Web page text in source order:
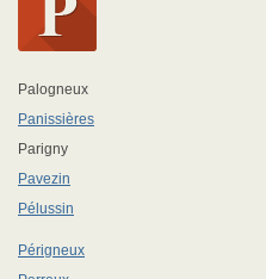
Palogneux
Panissières
Parigny
Pavezin
Pélussin
Périgneux